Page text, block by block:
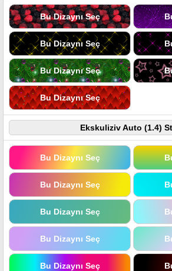
Bu Dizaynı Seç
Bu Dizaynı Seç
Bu Dizaynı Seç
Bu Dizaynı Seç
Ekskuliziv Auto (1.4)
Bu Dizaynı Seç
Bu Dizaynı Seç
Bu Dizaynı Seç
Bu Dizaynı Seç
Bu Dizaynı Seç